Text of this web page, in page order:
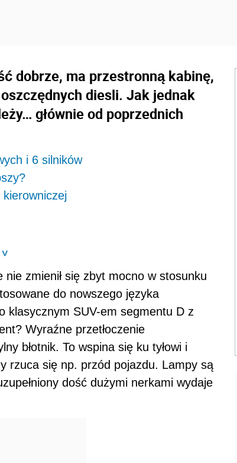
dobrze, ma przestronną kabinę,
diesli. Jak jednak
głównie od poprzednich
i 6 silników
zmienił się zbyt mocno w stosunku
do nowszego języka
klasycznym SUV-em segmentu D z
Wyraźne przetłoczenie
błotnik. To wspina się ku tyłowi i
rzuca się np. przód pojazdu. Lampy są
dość dużymi nerkami wydaje